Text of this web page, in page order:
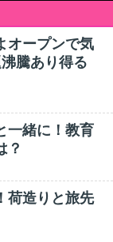
オープンで気
騰あり得る
一緒に！教育
？
荷造りと旅先